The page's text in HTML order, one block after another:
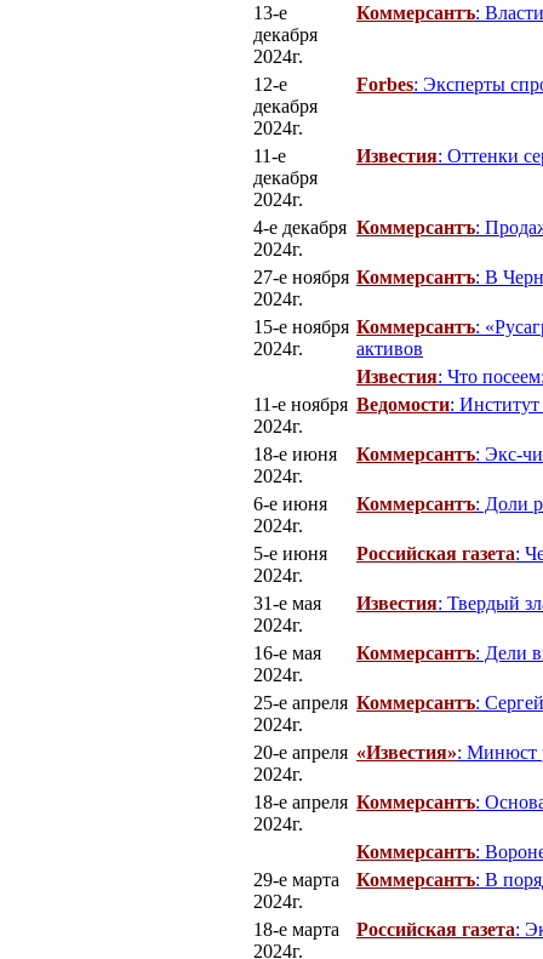
13-е
декабря
2024г.
Коммерсантъ:
12-е
декабря
2024г.
Forbes: Эксперты
11-е
декабря
2024г.
Известия: Оттенки
4-е декабря
2024г.
Коммерсантъ:
27-е ноября
2024г.
Коммерсантъ: В
15-е ноября
2024г.
Коммерсантъ:
активов
Известия: Что
11-е ноября
2024г.
Ведомости:
18-е июня
2024г.
Коммерсантъ: Экс-
6-е июня
2024г.
Коммерсантъ: Доли
5-е июня
2024г.
Российская газета:
31-е мая
2024г.
Известия: Твердый
16-е мая
2024г.
Коммерсантъ: Дели
25-е апреля
2024г.
Коммерсантъ:
20-е апреля
2024г.
«Известия»: Минюст
18-е апреля
2024г.
Коммерсантъ:
Коммерсантъ:
29-е марта
2024г.
Коммерсантъ: В
18-е марта
2024г.
Российская газета: